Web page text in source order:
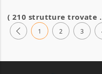
( 210 strutture trovate .
1 2 3